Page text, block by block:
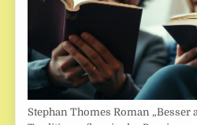
Stephan Thomes Roman „Besser